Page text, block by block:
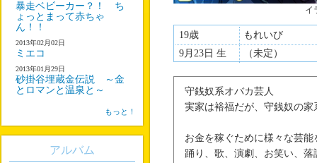
イ
19歳
もれいび
9月23日 生
（未定）
守銭奴系オバカ芸人
実家は裕福だが、守銭奴の家
お金を稼ぐために様々な芸
踊り、歌、演劇、お笑い、
暴走ベビーカー？！ ち
ょっとまって赤ちゃ
ん！！
2013年02月02日
ミエコ
2013年01月29日
砂掛谷埋蔵金伝説 ～金
とロマンと温泉と～
もっと！
アルバム